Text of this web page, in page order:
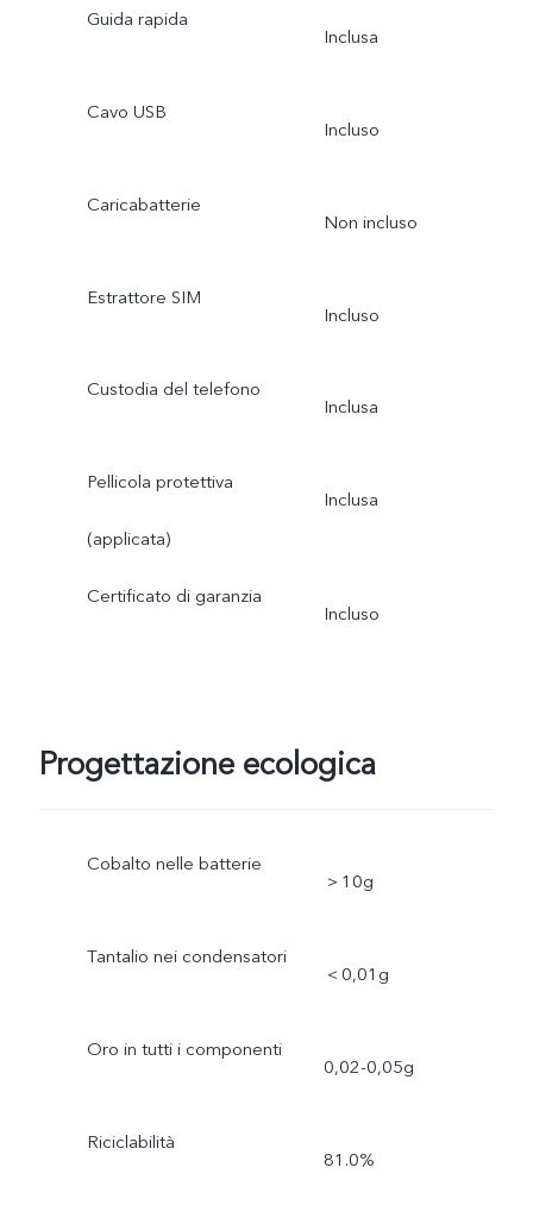
Guida rapida
Inclusa
Cavo USB
Incluso
Caricabatterie
Non incluso
Estrattore SIM
Incluso
Custodia del telefono
Inclusa
Pellicola protettiva
(applicata)
Inclusa
Certificato di garanzia
Incluso
Progettazione ecologica
Cobalto nelle batterie
＞10g
Tantalio nei condensatori
＜0,01g
Oro in tutti i componenti
0,02-0,05g
Riciclabilità
81.0%